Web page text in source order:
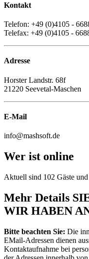
Kontakt
Telefon: +49 (0)4105 -
Telefax: +49 (0)4105 -
Adresse
Horster Landstr. 68f
21220 Seevetal-Maschen
E-Mail
info@mashsoft.de
Wer ist online
Aktuell sind 102 Gäste
Mehr Details
WIR HABEN
Bitte beachten Sie: Die
EMail-Adressen dienen
Kontaktaufnahme bei